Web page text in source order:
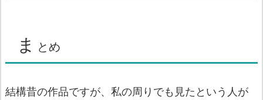
ま とめ
結構昔の作品ですが、私の周りでも見たという人が